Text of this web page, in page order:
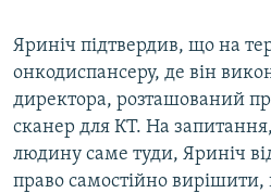
Яриніч підтвердив, що на
онкодиспансеру, де він
директора, розташований
сканер для КТ. На
людину саме туди, Яриніч
право самостійно вирішити,